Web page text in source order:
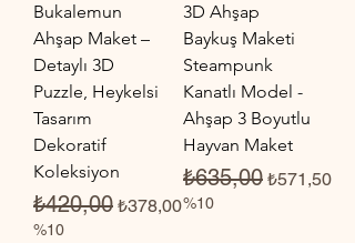
Bukalemun
Ahşap Maket –
Detaylı 3D
Puzzle, Heykelsi
Tasarım
Dekoratif
Koleksiyon
Normal Fiyat
₺420,00 İndirimli Fiyat
₺378,00
%10
3D Ahşap
Baykuş Maketi
Steampunk
Kanatlı Model -
Ahşap 3 Boyutlu
Hayvan Maket
Normal Fiyat
₺635,00 İndirimli
₺571,50
%10